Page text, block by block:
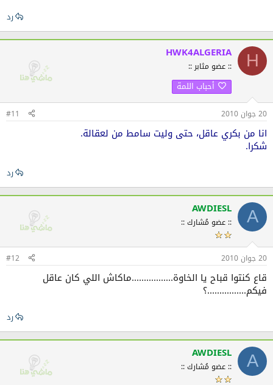
رد
H
HWK4ALGERIA
:: عضو مثابر ::
أحباب اللمة
20 جوان 2010 #11
انا من بكري عاقل، حتى وليت سامط من لعقالة.
شكرا.
رد
A
AWDIESL
:: عضو مُشارك ::
20 جوان 2010 #12
قاع كنتوا قباح يا الخاوة.................ماكاش اللي كان عاقل
فيكم................؟
رد
A
AWDIESL
:: عضو مُشارك ::